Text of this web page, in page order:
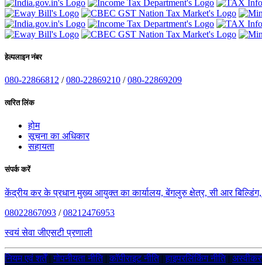
हेल्पलाइन नंबर
080-22866812 /080-22869210 /080-22869209
त्वरित लिंक
होम
सूचना का अधिकार
सहायता
संपर्क करें
केंद्रीय कर के प्रधान मुख्य आयुक्त का कार्यालय, बेंगलुरु क्षेत्र, सी आर
08022867093 /08212476953
स्वयं सेवा जीएसटी प्रणाली
नियम एवं शर्तें|गोपनीयता नीति|कॉपीराइट नीति|हाइपरलिंकिंग नीति|